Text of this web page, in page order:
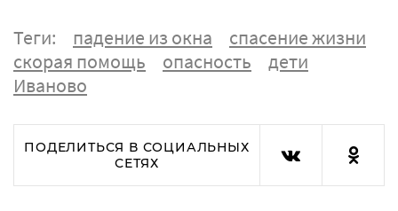
Теги: падение из окна
спасение жизни
скорая помощь
опасность
дети
Иваново
ПОДЕЛИТЬСЯ В СОЦИАЛЬНЫХ
СЕТЯХ